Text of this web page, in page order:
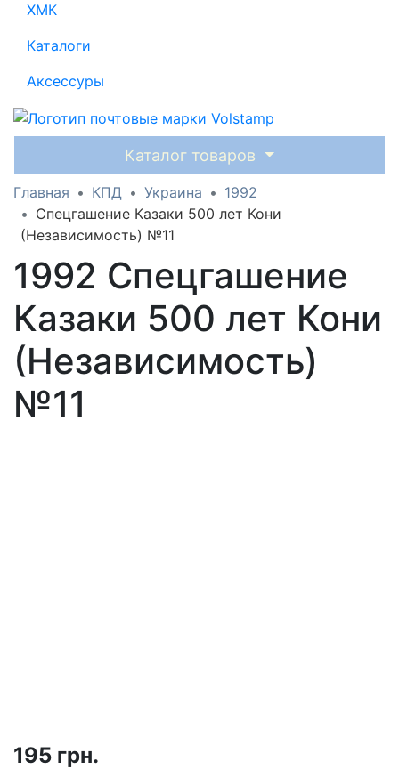
ХМК
Каталоги
Аксессуры
Каталог товаров
Главная КПД Украина
1992
Спецгашение Казаки 500 лет Кони
(Независимость) №11
1992 Спецгашение
Казаки 500 лет Кони
(Независимость)
№11
195 грн.